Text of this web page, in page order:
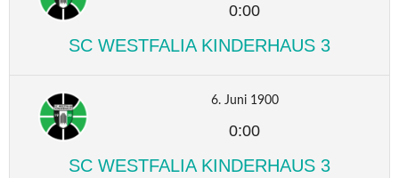
0:00
SC WESTFALIA KINDERHAUS 3
6. Juni 1900
0:00
SC WESTFALIA KINDERHAUS 3